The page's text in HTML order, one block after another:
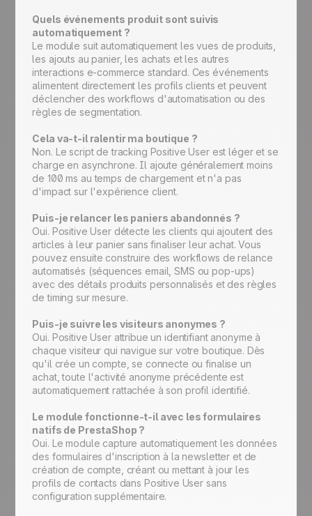
Quels événements produit sont suivis
automatiquement ?
Le module suit automatiquement les vues de produits,
les ajouts au panier, les achats et les autres
interactions e-commerce standard. Ces événements
alimentent directement les profils clients et peuvent
déclencher des workflows d'automatisation ou des
règles de segmentation.
Cela va-t-il ralentir ma boutique ?
Non. Le script de tracking Positive User est léger et se
charge en asynchrone. Il ajoute généralement moins
de 100 ms au temps de chargement et n'a pas
d'impact sur l'expérience client.
Puis-je relancer les paniers abandonnés ?
Oui. Positive User détecte les clients qui ajoutent des
articles à leur panier sans finaliser leur achat. Vous
pouvez ensuite construire des workflows de relance
automatisés (séquences email, SMS ou pop-ups)
avec des détails produits personnalisés et des règles
de timing sur mesure.
Puis-je suivre les visiteurs anonymes ?
Oui. Positive User attribue un identifiant anonyme à
chaque visiteur qui navigue sur votre boutique. Dès
qu'il crée un compte, se connecte ou finalise un
achat, toute l'activité anonyme précédente est
automatiquement rattachée à son profil identifié.
Le module fonctionne-t-il avec les formulaires
natifs de PrestaShop ?
Oui. Le module capture automatiquement les données
des formulaires d'inscription à la newsletter et de
création de compte, créant ou mettant à jour les
profils de contacts dans Positive User sans
configuration supplémentaire.